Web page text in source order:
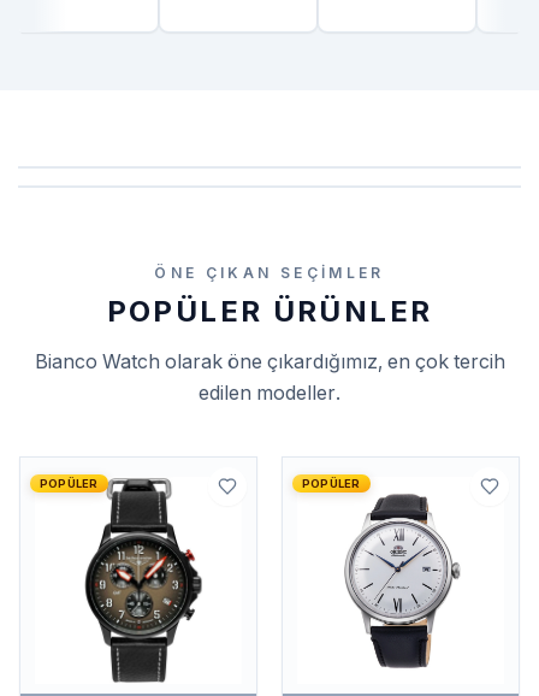
ÖNE ÇIKAN SEÇIMLER
POPÜLER ÜRÜNLER
Bianco Watch olarak öne çıkardığımız, en çok tercih
edilen modeller.
POPÜLER POPÜLER